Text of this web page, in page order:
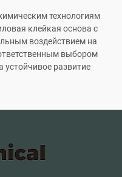
технологиям
клейкая основа с
воздействием на
выбором
развитие